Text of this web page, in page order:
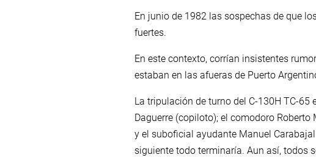
En junio de 1982 las sospechas de que
fuertes.
En este contexto, corrían insistentes
estaban en las afueras de Puerto
La tripulación de turno del C-130H TC-
Daguerre (copiloto); el comodoro
y el suboficial ayudante Manuel
siguiente todo terminaría. Aun así, todos